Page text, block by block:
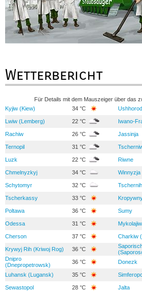
Wetterbericht
Für Details mit dem Mauszeiger über das
Kyjiw (Kiew)
34 °C Ushhorod
Lwiw (Lemberg) 22 °C Iwano-
Rachiw 26 °C Jassinja
Ternopil 31 °C
Luzk 22 °C Riwne
Chmelnyzkyj 34 °C Winnyzja
Schytomyr 32 °C
Tscherkassy 33 °C
Poltawa 36 °C Sumy
Odessa 31 °C
Cherson 37 °C Charkiw
Krywyj Rih (Kriwoj Rog) 36 °C
Dnipro
(Dnepropetrowsk)
36 °C Donezk
Luhansk (Lugansk) 35 °C
Sewastopol 28 °C Jalta